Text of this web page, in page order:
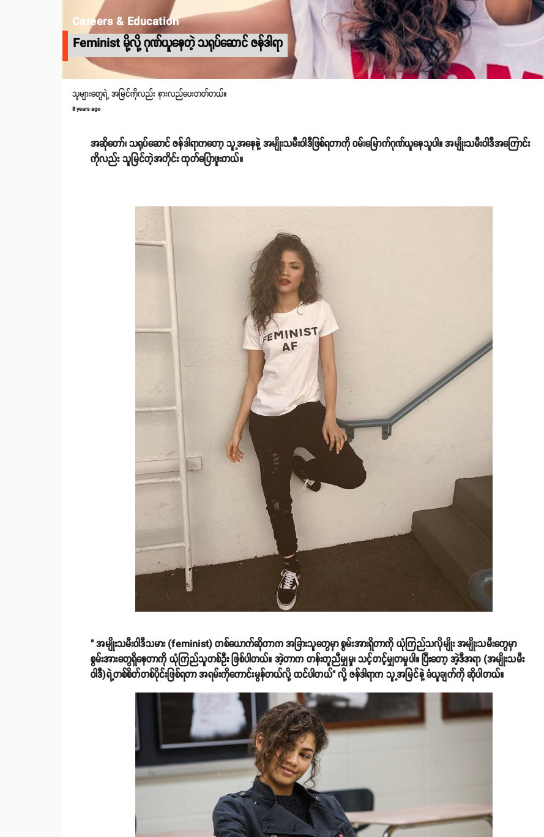
Careers & Education
Feminist မို့လို့ ဂုဏ်ယူနေတဲ့ သရုပ်ဆောင် ဇန်ဒါရာ
သူများတွေရဲ့ အမြင်ကိုလည်း နားလည်ပေးတတ်တယ်။
8 years ago
အဆိုတော်၊ သရုပ်ဆောင် ဇန်ဒါရာကတော့ သူ့အနေနဲ့ အမျိုးသမီးဝါဒီဖြစ်ရတာကို ဝမ်းမြောက်ဂုဏ်ယူနေသူပါ။ အမျိုးသမီးဝါဒီအကြောင်း
ကိုလည်း သူမြင်တဲ့အတိုင်း ထုတ်ပြောဖူးတယ်။
" အမျိုးသမီးဝါဒီသမား (feminist) တစ်ယောက်ဆိုတာက အခြားသူတွေမှာ စွမ်းအားရှိတာကို ယုံကြည်သလိုမျိုး အမျိုးသမီးတွေမှာ
စွမ်းအားတွေရှိနေတာကို ယုံကြည်သူတစ်ဦး ဖြစ်ပါတယ်။ အဲ့တာက တန်းတူညီမျှမှု၊ သင့်တင့်မျှတမှုပါ။ ပြီးတော့ အဲ့ဒီအရာ (အမျိုးသမီး
ဝါဒီ)ရဲ့တစ်စိတ်တစ်ပိုင်းဖြစ်ရတာ အရမ်းကိုကောင်းမွန်တယ်လို့ ထင်ပါတယ်" လို့ ဇန်ဒါရာက သူ့အမြင်နဲ့ ခံယူချက်ကို ဆိုပါတယ်။